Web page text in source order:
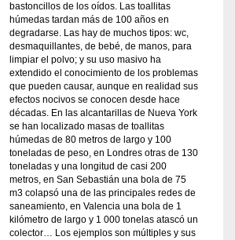
bastoncillos de los oídos. Las toallitas
húmedas tardan más de 100 años en
degradarse. Las hay de muchos tipos: wc,
desmaquillantes, de bebé, de manos, para
limpiar el polvo; y su uso masivo ha
extendido el conocimiento de los problemas
que pueden causar, aunque en realidad sus
efectos nocivos se conocen desde hace
décadas. En las alcantarillas de Nueva York
se han localizado masas de toallitas
húmedas de 80 metros de largo y 100
toneladas de peso, en Londres otras de 130
toneladas y una longitud de casi 200
metros, en San Sebastián una bola de 75
m3 colapsó una de las principales redes de
saneamiento, en Valencia una bola de 1
kilómetro de largo y 1 000 tonelas atascó un
colector… Los ejemplos son múltiples y sus